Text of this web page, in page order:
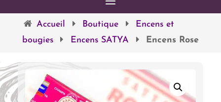
Accueil Boutique
Encens et
bougies
Encens SATYA Encens Rose